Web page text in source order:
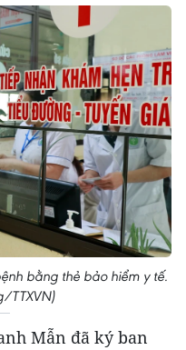
bằng thẻ bảo hiểm y tế.
TTXVN)
Mẫn đã ký ban